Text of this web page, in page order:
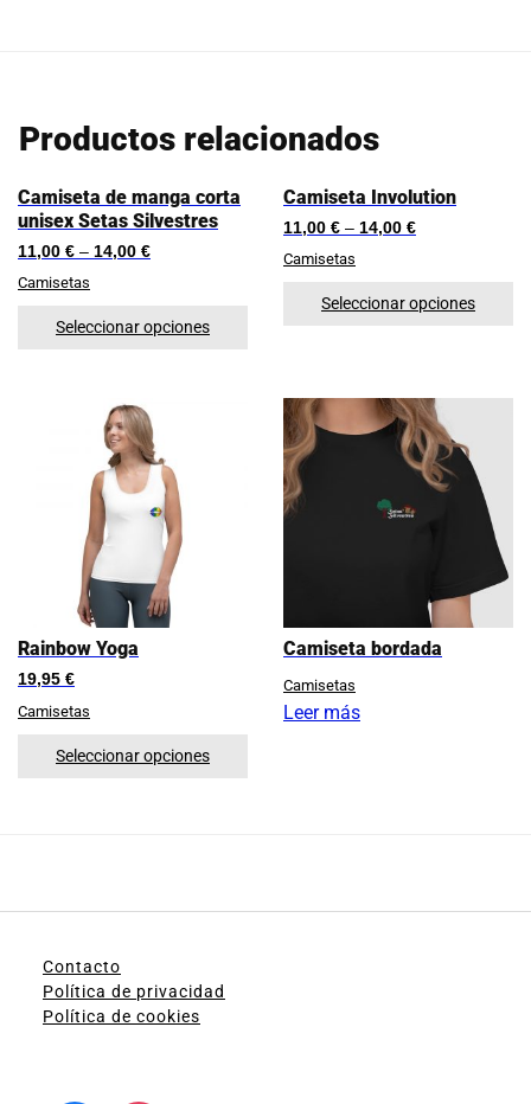
Productos relacionados
Camiseta de manga corta
unisex Setas Silvestres
11,00 € – 14,00 €
Camisetas
Seleccionar opciones
Camiseta Involution
11,00 € – 14,00 €
Camisetas
Seleccionar opciones
Rainbow Yoga
19,95 €
Camisetas
Seleccionar opciones
Camiseta bordada
Camisetas
Leer más
Contacto
Política de privacidad
Política de cookies